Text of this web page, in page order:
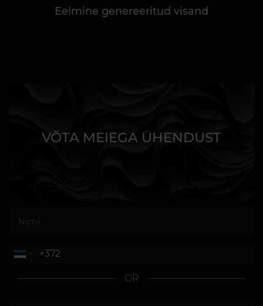
Eelmine genereeritud visand
VÕTA MEIEGA ÜHENDUST
OR